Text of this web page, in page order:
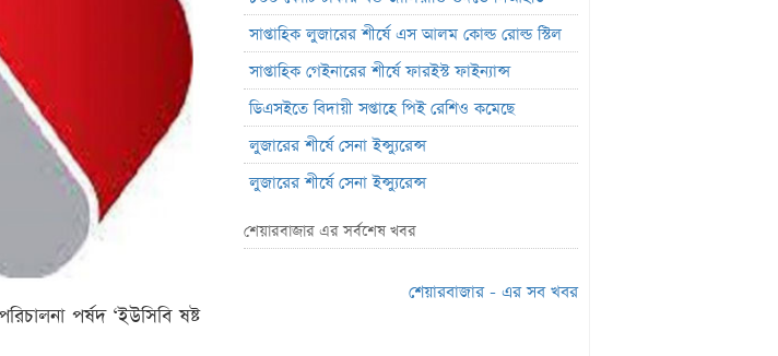
পর্ষদ ‘ইউসিবি ষষ্ট
সাপ্তাহিক লুজারের শীর্ষে এস আলম কোল্ড রোল্ড স্টিল
সাপ্তাহিক গেইনারের শীর্ষে ফারইস্ট ফাইন্যান্স
ডিএসইতে বিদায়ী সপ্তাহে পিই রেশিও কমেছে
লুজারের শীর্ষে সেনা ইন্স্যুরেন্স
লুজারের শীর্ষে সেনা ইন্স্যুরেন্স
গেইনারের শীর্ষে নিটল ইন্স্যুরেন্স
শেয়ারবাজার এর সর্বশেষ খবর
শেয়ারবাজার - এর সব খবর